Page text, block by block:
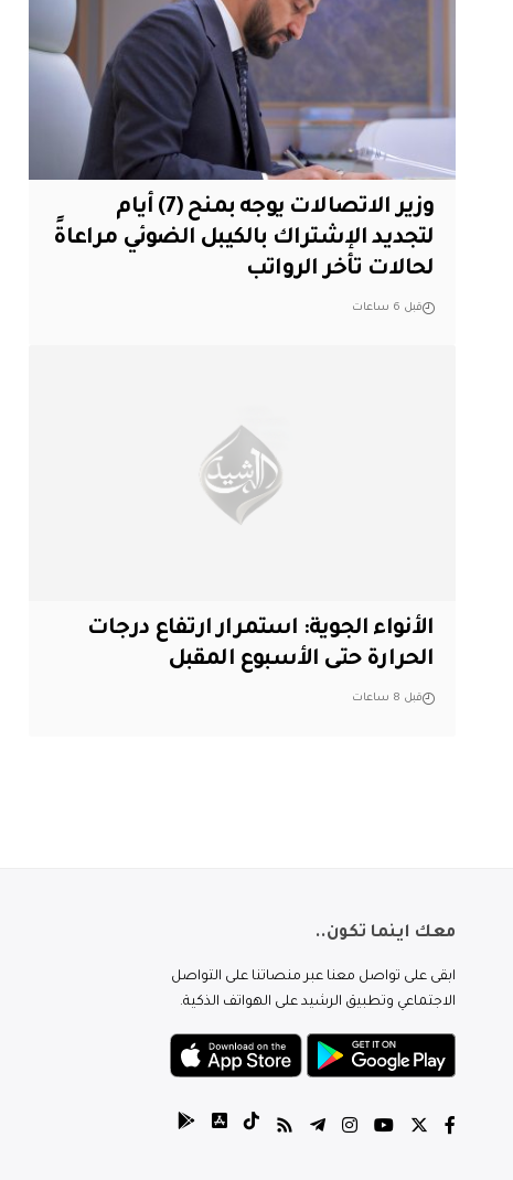
وزير الاتصالات يوجه بمنح (7) أيام
لتجديد الإشتراك بالكيبل الضوئي مراعاةً
لحالات تأخر الرواتب
قبل 6 ساعات
الأنواء الجوية: استمرار ارتفاع درجات
الحرارة حتى الأسبوع المقبل
قبل 8 ساعات
معك اينما تكون..
ابقى على تواصل معنا عبر منصاتنا على التواصل
الاجتماعي وتطبيق الرشيد على الهواتف الذكية.